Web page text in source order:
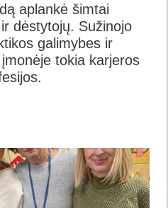
aplankė šimtai
dėstytojų. Sužinojo
galimybes ir
tokia karjeros